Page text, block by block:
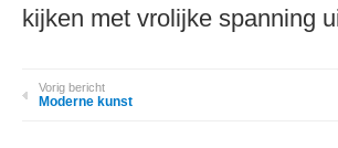
kijken met vrolijke spanning
Vorig bericht
Moderne kunst